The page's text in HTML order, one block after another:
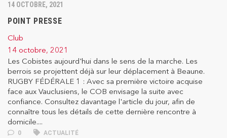
14 OCTOBRE, 2021
POINT PRESSE
Club
14 octobre, 2021
Les Cobistes aujourd'hui dans le sens de la marche. Les
berrois se projettent déjà sur leur déplacement à Beaune.
RUGBY FÉDÉRALE 1 : Avec sa première victoire acquise
face aux Vauclusiens, le COB envisage la suite avec
confiance. Consultez davantage l'article du jour, afin de
connaître tous les détails de cette dernière rencontre à
domicile....
0 ACTUALITÉ